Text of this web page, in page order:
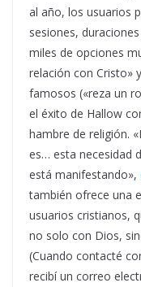
al año, los usuarios
sesiones,
miles de opciones
relación con Cristo»
famosos («reza un
el éxito de Hallow
hambre de religión.
es… esta necesidad
está manifestando»,
también ofrece una
usuarios cristianos,
no solo con Dios,
(Cuando contacté
recibí un correo